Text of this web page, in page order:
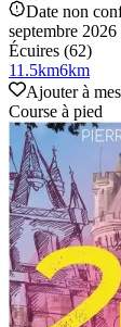
Date non
septembre 2026
Écuires (62)
11.5km6km
Ajouter à
Course à pied